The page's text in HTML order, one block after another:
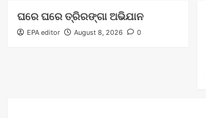
ଘରେ ଘରେ ତ୍ରିରଙ୍ଗା ଅଭିଯାନ
EPA editor August 8, 2026 0